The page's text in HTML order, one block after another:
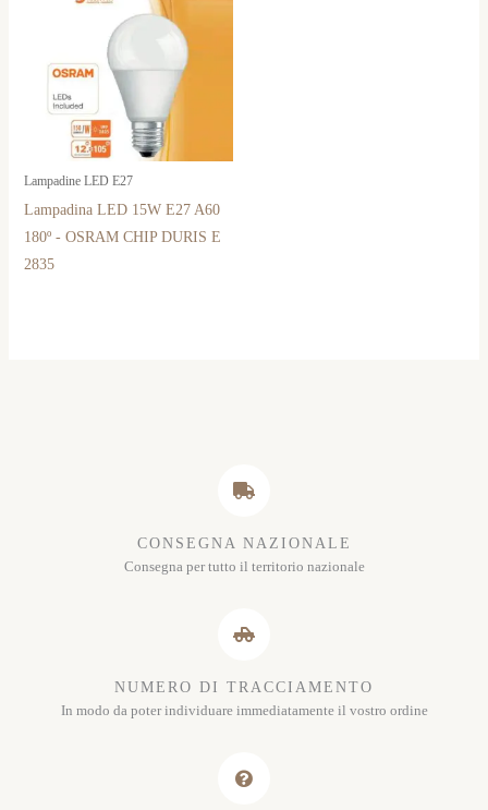
Lampadine LED E27
Lampadina LED 15W E27 A60
180º - OSRAM CHIP DURIS E
2835
CONSEGNA NAZIONALE
Consegna per tutto il territorio nazionale
NUMERO DI TRACCIAMENTO
In modo da poter individuare immediatamente il vostro ordine